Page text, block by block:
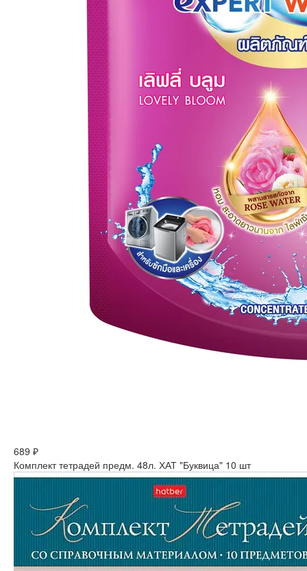
689 ₽
Комплект тетрадей предм. 48л. ХАТ "Буквица" 10 шт